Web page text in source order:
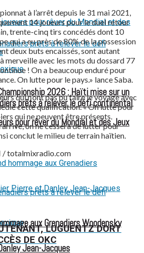
2026 : Haïti mise sur un
pour rêver du Mondial et des Jeux
prêts à relever le défi continental
aux Grenadiers Woodensky
Jean-Jacques
à l’arrêt depuis le 31 mai 2021,
14 joueurs pour le duel retour
trente-cinq tirs concédés dont 10
qui a eu près de 80% de la possession
deux buts encaissés, sont autant
merveille avec les mots du dossard 77
! On a beaucoup enduré pour
On lutte pour le pays.» lance Saba.
qui n’ont pas pu faire le voyage avec
cette qualification. « On lutte pour
qui ne peuvent être présents.
arrive, on ne cessera de lutter pour
conclut le milieu de terrain haïtien.
/ totalmixradio.com
LUGUENTZ DORT
DE OKC